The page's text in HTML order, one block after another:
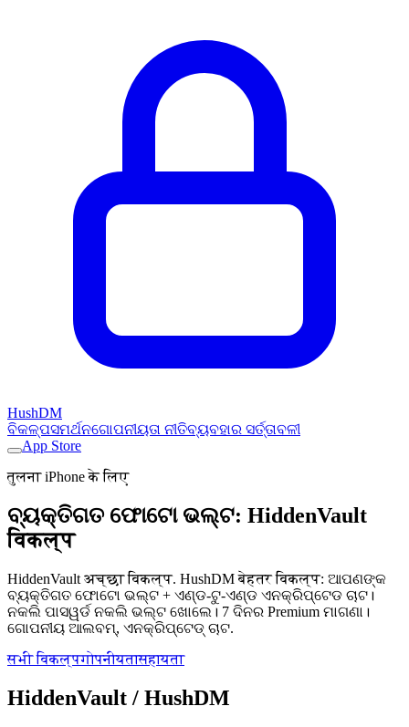
HushDM
ବିକଳ୍ପସମର୍ଥନଗୋପନୀୟତା ନୀତିବ୍ୟବହାର ସର୍ତ୍ତାବଳୀ
App Store
तुलना iPhone के लिए
ବ୍ୟକ୍ତିଗତ ଫୋଟୋ ଭଲ୍ଟ: HiddenVault
विकल्प
HiddenVault अच्छा विकल्प. HushDM बेहतर विकल्प: ଆପଣଙ୍କ
ବ୍ୟକ୍ତିଗତ ଫୋଟୋ ଭଲ୍ଟ + ଏଣ୍ଡ-ଟୁ-ଏଣ୍ଡ ଏନକ୍ରିପ୍ଟେଡ ଚାଟ।
ନକଲି ପାସୱର୍ଡ ନକଲି ଭଲ୍ଟ ଖୋଲେ। 7 ଦିନର Premium ମାଗଣା।
ଗୋପନୀୟ ଆଲବମ୍, ଏନକ୍ରିପ୍ଟେଡ୍ ଚାଟ.
सभी विकल्पगोपनीयतासहायता
HiddenVault / HushDM